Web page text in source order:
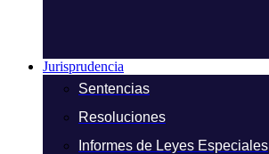
Jurisprudencia
Sentencias
Resoluciones
Informes de Leyes Especiales